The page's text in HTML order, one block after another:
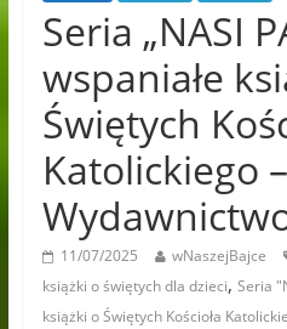
Seria „NASI
wspaniałe
Świętych
Katolickiego –
11/07/2025 wNaszejBajce
książki o świętych dla dzieci, Seria
książki o Świętych Kościoła